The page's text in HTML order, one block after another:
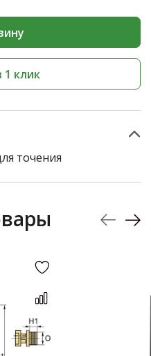
1 клик
точения